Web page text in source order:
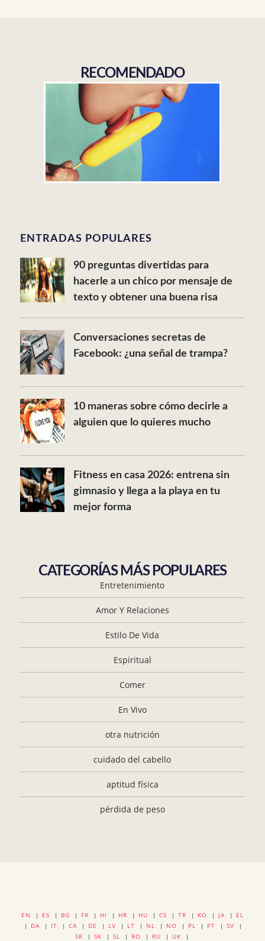
RECOMENDADO
ENTRADAS POPULARES
90 preguntas divertidas para
hacerle a un chico por mensaje de
texto y obtener una buena risa
Conversaciones secretas de
Facebook: ¿una señal de trampa?
10 maneras sobre cómo decirle a
alguien que lo quieres mucho
Fitness en casa 2026: entrena sin
gimnasio y llega a la playa en tu
mejor forma
CATEGORÍAS MÁS POPULARES
Entretenimiento
Amor Y Relaciones
Estilo De Vida
Espiritual
Comer
En Vivo
otra nutrición
cuidado del cabello
aptitud física
pérdida de peso
EN | ES | BG | FR | HI | HR | HU | CS | TR | KO | JA | EL
| DA | IT | CA | DE | LV | LT | NL | NO | PL | PT | SV |
SR | SK | SL | RO | RU | UK |